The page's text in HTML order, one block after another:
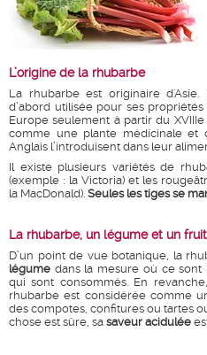
L’origine de la rhubarbe
La rhubarbe est originaire d'Asie.
d’abord utilisée pour ses
Europe seulement à partir du
comme une plante médicinale et
Anglais l’introduisent dans leur
Il existe plusieurs variétés de
(exemple : la Victoria) et les
la MacDonald). Seules les tiges se
La rhubarbe, un légume et un
D’un point de vue botanique, la
légume dans la mesure où ce
qui sont consommés. En
rhubarbe est considérée comme
des compotes, confitures ou tartes
chose est sûre, sa saveur acidulée